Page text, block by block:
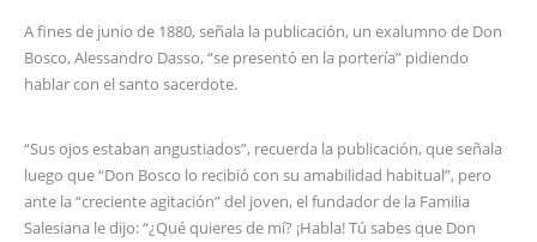
A fines de junio de 1880, señala la publicación, un exalumno de Don
Bosco, Alessandro Dasso, “se presentó en la portería” pidiendo
hablar con el santo sacerdote.
“Sus ojos estaban angustiados”, recuerda la publicación, que señala
luego que “Don Bosco lo recibió con su amabilidad habitual”, pero
ante la “creciente agitación” del joven, el fundador de la Familia
Salesiana le dijo: “¿Qué quieres de mí? ¡Habla! Tú sabes que Don